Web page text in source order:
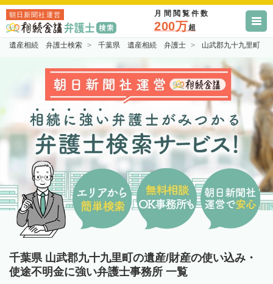
朝日新聞社運営 月間閲覧件数
200万超
遺産相続 弁護士検索 千葉県 遺産相続 弁護士 山武郡九十九里町
千葉県 山武郡九十九里町の遺産/財産の使い込み・
使途不明金に強い弁護士事務所 一覧